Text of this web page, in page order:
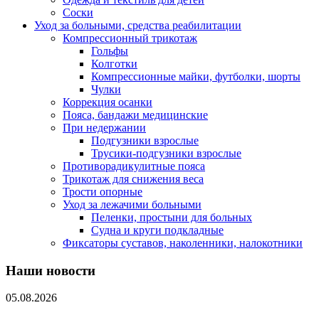
Соски
Уход за больными, средства реабилитации
Компрессионный трикотаж
Гольфы
Колготки
Компрессионные майки, футболки, шорты
Чулки
Коррекция осанки
Пояса, бандажи медицинские
При недержании
Подгузники взрослые
Трусики-подгузники взрослые
Противорадикулитные пояса
Трикотаж для снижения веса
Трости опорные
Уход за лежачими больными
Пеленки, простыни для больных
Судна и круги подкладные
Фиксаторы суставов, наколенники, налокотники
Наши новости
05.08.2026